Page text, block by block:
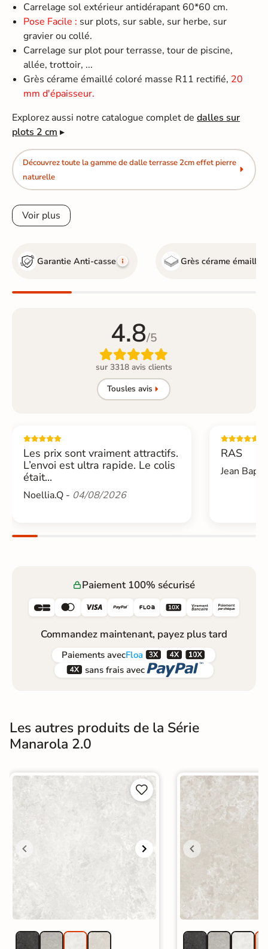
Carrelage sol extérieur antidérapant 60*60 cm.
Pose Facile : sur plots, sur sable, sur herbe, sur
gravier ou collé.
Carrelage sur plot pour terrasse, tour de piscine,
allée, trottoir, ...
Grès cérame émaillé coloré masse R11 rectifié, 20
mm d'épaisseur.
Explorez aussi notre catalogue complet dedalles sur
plots 2 cm ▸
Découvrez toute la gamme de dalle terrasse 2cm effet pierre
naturelle
Voir plus
Garantie Anti-casse Grès cérame émaillé
4.8/5

sur 3318 avis clients
Tousles avis
Les prix sont vraiment attractifs.
L’envoi est ultra rapide. Le colis
était...
Noellia.Q - 04/08/2026
RAS
Jean
Paiement 100% sécurisé
     
Commandez maintenant, payez plus tard
Paiements avecFloa  
 sans frais avec 
Les autres produits de la Série
Manarola 2.0

